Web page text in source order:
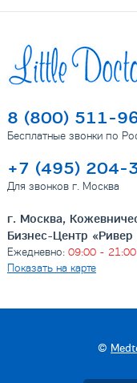
8 (800) 511-
Бесплатные звонки по
+7 (495) 204-
Для звонков г. Москва
г. Москва,
Бизнес-Центр
Ежедневно: 09:00 - 21:00
Показать на карте
©